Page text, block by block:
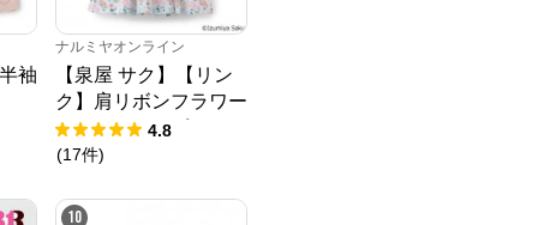
袖
ナルミヤオンライン
【泉屋 サク】【リン
ク】肩リボンフラワー
キャットワンピース
4.8
(17件)
10